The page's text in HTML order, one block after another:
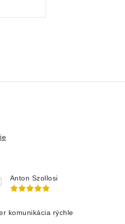
Anton Szollosi
komunikácia rýchle